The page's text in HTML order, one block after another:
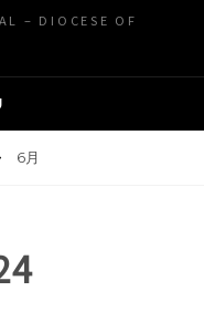
– DIOCESE OF
6月